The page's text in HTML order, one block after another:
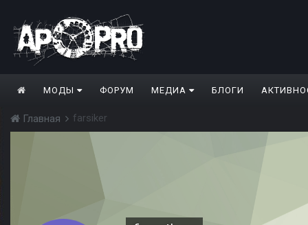
МОДЫ ФОРУМ МЕДИА БЛОГИ
Главная farsiker